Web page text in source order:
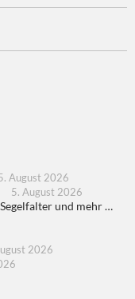
August 2026
5. August 2026
und mehr …
2026